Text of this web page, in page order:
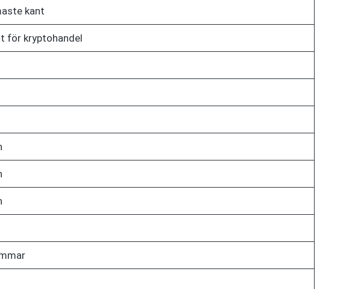
kant
för kryptohandel